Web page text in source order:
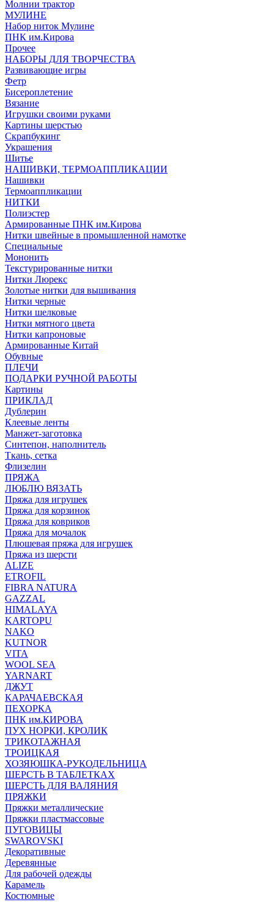
Молнии трактор
МУЛИНЕ
Набор ниток Мулине
ПНК им.Кирова
Прочее
НАБОРЫ ДЛЯ ТВОРЧЕСТВА
Развивающие игры
Фетр
Бисероплетение
Вязание
Игрушки своими руками
Картины шерстью
Скрапбукинг
Украшения
Шитье
НАШИВКИ, ТЕРМОАППЛИКАЦИИ
Нашивки
Термоаппликации
НИТКИ
Полиэстер
Армированные ПНК им.Кирова
Нитки швейные в промышленной намотке
Специальные
Мононить
Текстурированные нитки
Нитки Люрекс
Золотые нитки для вышивания
Нитки черные
Нитки шелковые
Нитки мятного цвета
Нитки капроновые
Армированные Китай
Обувные
ПЛЕЧИ
ПОДАРКИ РУЧНОЙ РАБОТЫ
Картины
ПРИКЛАД
Дублерин
Клеевые ленты
Манжет-заготовка
Синтепон, наполнитель
Ткань, сетка
Флизелин
ПРЯЖА
ЛЮБЛЮ ВЯЗАТЬ
Пряжа для игрушек
Пряжа для корзинок
Пряжа для ковриков
Пряжа для мочалок
Плюшевая пряжа для игрушек
Пряжа из шерсти
ALIZE
ETROFIL
FIBRA NATURA
GAZZAL
HIMALAYA
KARTOPU
NAKO
KUTNOR
VITA
WOOL SEA
YARNART
ДЖУТ
КАРАЧАЕВСКАЯ
ПЕХОРКА
ПНК им.КИРОВА
ПУХ НОРКИ, КРОЛИК
ТРИКОТАЖНАЯ
ТРОИЦКАЯ
ХОЗЯЮШКА-РУКОДЕЛЬНИЦА
ШЕРСТЬ В ТАБЛЕТКАХ
ШЕРСТЬ ДЛЯ ВАЛЯНИЯ
ПРЯЖКИ
Пряжки металлические
Пряжки пластмассовые
ПУГОВИЦЫ
SWAROVSKI
Декоративные
Деревянные
Для рабочей одежды
Карамель
Костюмные